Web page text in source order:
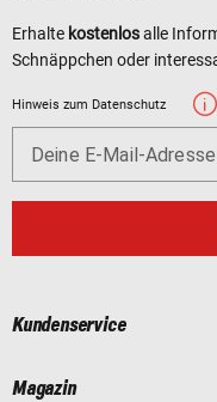
Erhalte kostenlosalle
Schnäppchen oder
Hinweis zum Datenschutz
Deine E-Mail-Adresse
Kundenservice
Magazin